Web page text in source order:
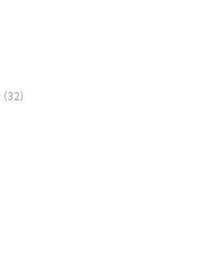
(32)